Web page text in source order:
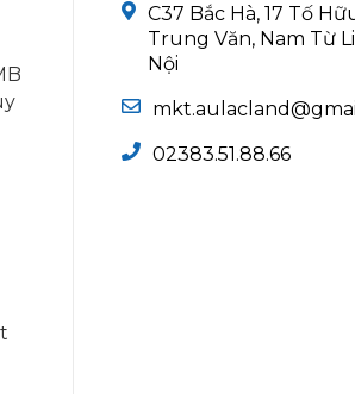
C37 Bắc Hà, 17 Tố
Trung Văn, Nam Từ
Nội
02383.51.88.66